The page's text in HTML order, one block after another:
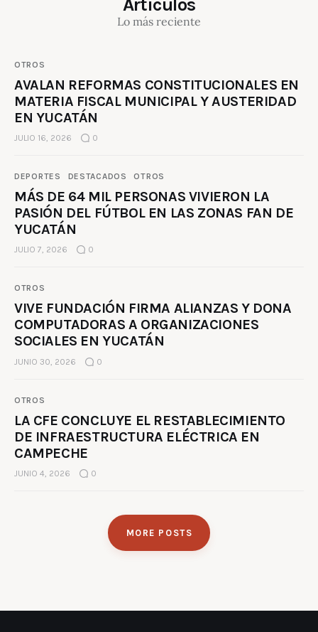
Artículos
Lo más reciente
OTROS
AVALAN REFORMAS CONSTITUCIONALES EN
MATERIA FISCAL MUNICIPAL Y AUSTERIDAD
EN YUCATÁN
JULIO 16, 2026 0
DEPORTES DESTACADOS OTROS
MÁS DE 64 MIL PERSONAS VIVIERON LA
PASIÓN DEL FÚTBOL EN LAS ZONAS FAN DE
YUCATÁN
JULIO 7, 2026 0
OTROS
VIVE FUNDACIÓN FIRMA ALIANZAS Y DONA
COMPUTADORAS A ORGANIZACIONES
SOCIALES EN YUCATÁN
JUNIO 30, 2026 0
OTROS
LA CFE CONCLUYE EL RESTABLECIMIENTO
DE INFRAESTRUCTURA ELÉCTRICA EN
CAMPECHE
JUNIO 4, 2026 0
MORE POSTS